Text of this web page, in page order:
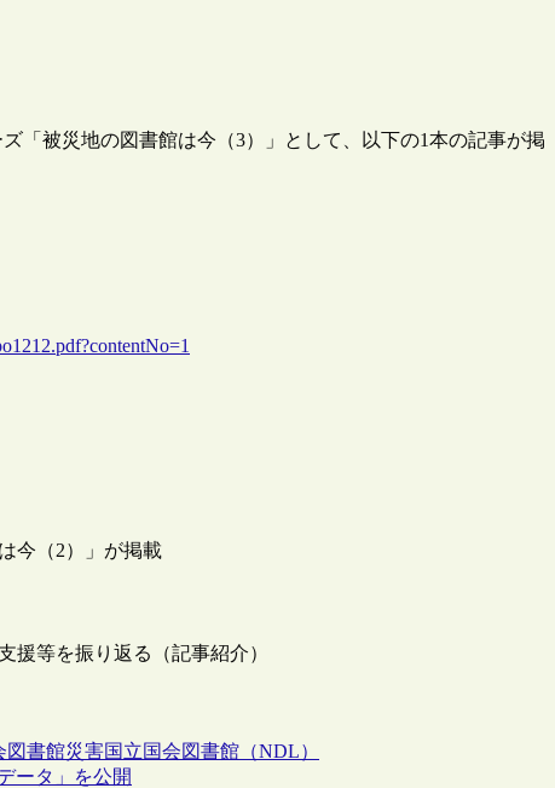
「被災地の図書館は今（3）」として、以下の1本の記事が掲
今（2）」が掲載
援等を振り返る（記事紹介）
図書館災害国立国会図書館（NDL）
ータ」を公開